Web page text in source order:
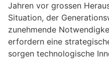
Jahren vor grossen
Situation, der
zunehmende
erfordern eine
sorgen technologische